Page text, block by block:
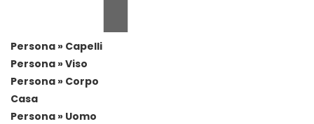
Persona » Capelli
Persona » Viso
Persona » Corpo
Casa
Persona » Uomo